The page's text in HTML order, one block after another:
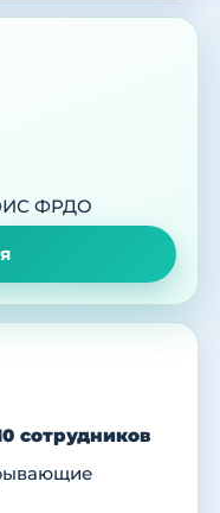
ФРДО
сотрудников